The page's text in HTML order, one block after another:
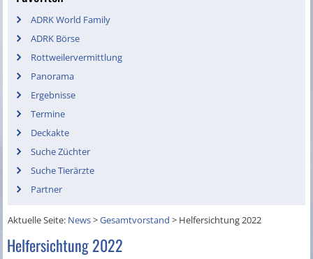
ADRK World Family
ADRK Börse
Rottweilervermittlung
Panorama
Ergebnisse
Termine
Deckakte
Suche Züchter
Suche Tierärzte
Partner
Aktuelle Seite: News>Gesamtvorstand > Helfersichtung 2022
Helfersichtung 2022